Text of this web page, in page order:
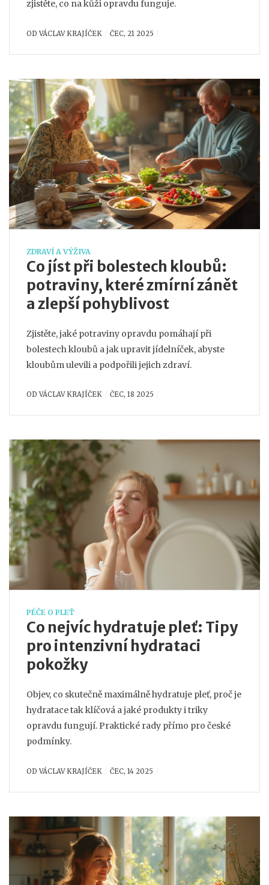
zjistěte, co na kůži opravdu funguje.
ODVÁCLAV KRAJÍČEK ČEC, 21 2025
ZDRAVÍ A VÝŽIVA
Co jíst při bolestech kloubů:
potraviny, které zmírní zánět
a zlepší pohyblivost
Zjistěte, jaké potraviny opravdu pomáhají při
bolestech kloubů a jak upravit jídelníček, abyste
kloubům ulevili a podpořili jejich zdraví.
ODVÁCLAV KRAJÍČEK ČEC, 18 2025
PÉČE O PLEŤ
Co nejvíc hydratuje pleť: Tipy
pro intenzivní hydrataci
pokožky
Objev, co skutečně maximálně hydratuje pleť, proč je
hydratace tak klíčová a jaké produkty i triky
opravdu fungují. Praktické rady přímo pro české
podmínky.
ODVÁCLAV KRAJÍČEK ČEC, 14 2025